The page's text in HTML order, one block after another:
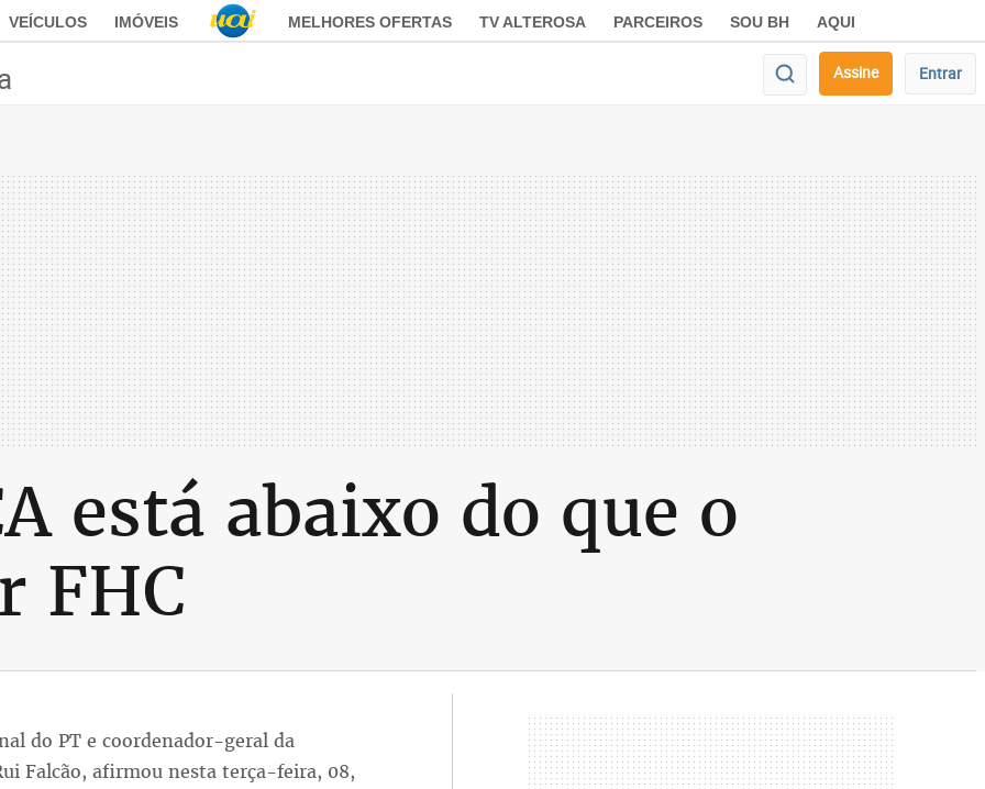
VEÍCULOS IMÓVEIS MELHORES OFERTAS TV ALTEROSA PARCEIROS SOU BH AQUI
Assine Entrar
está abaixo do que o
FHC
do PT e coordenador-geral da
Falcão, afirmou nesta terça-feira, 08,